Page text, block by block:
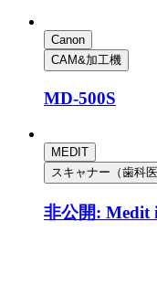
Canon
CAM&加工機
MD-500S
MEDIT
スキャナー（歯科医
非公開: Medit